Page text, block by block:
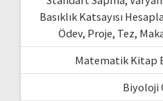
Basıklık Katsayısı
Ödev, Proje, Tez,
Matematik Kitap
Biyoloji